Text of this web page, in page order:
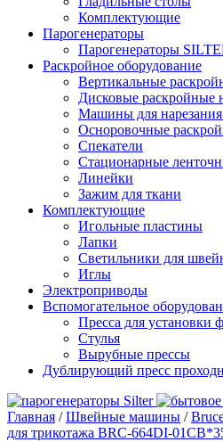
Комплектующие
Парогенераторы
Парогенераторы
Раскройное оборудование
Вертикальные
Дисковые раскройные
Машины для
Осноровочные
Спекатели
Стационарные
Линейки
Зажим для ткани
Комплектующие
Игольные пластины
Лапки
Светильники для
Иглы
Электроприводы
Вспомогательное
Пресса для установки
Стулья
Вырубные прессы
Дублирующий пресс
Главная /Швейные машины /
для трикотажа BRC-664DI-